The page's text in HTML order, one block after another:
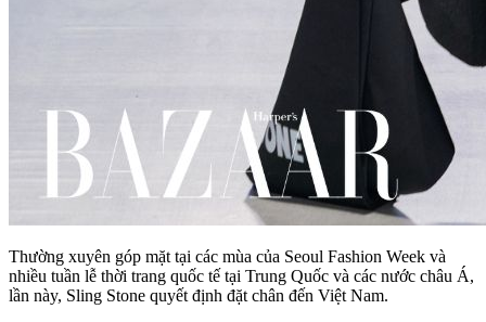
Thường xuyên góp mặt tại các mùa của Seoul Fashion Week và
nhiều tuần lễ thời trang quốc tế tại Trung Quốc và các nước châu Á,
lần này, Sling Stone quyết định đặt chân đến Việt Nam.